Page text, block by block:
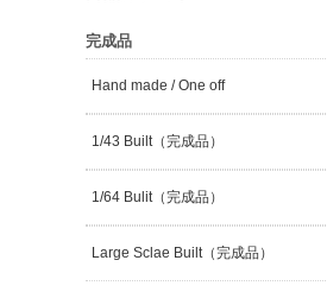
完成品
Hand made / One off
1/43 Built（完成品）
1/64 Bulit（完成品）
Large Sclae Built（完成品）